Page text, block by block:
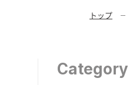
トップ
Category